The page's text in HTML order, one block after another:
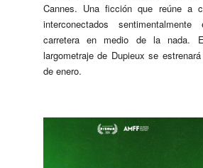
Cannes. Una ficción que reúne a
interconectados
carretera en medio de la nada.
largometraje de Dupieux se
de enero.